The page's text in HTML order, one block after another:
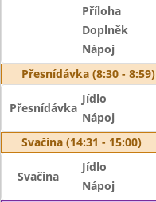
Příloha
Doplněk
Nápoj
Přesnídávka (8:30 - 8:59)
Přesnídávka
Jídlo
Nápoj
Svačina (14:31 - 15:00)
Svačina
Jídlo
Nápoj